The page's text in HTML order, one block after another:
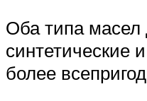
Оба типа масел
синтетические
более